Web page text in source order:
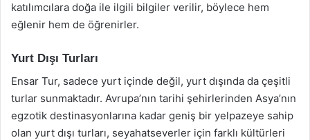
katılımcılara doğa ile ilgili bilgiler verilir, böylece hem
eğlenir hem de öğrenirler.
Yurt Dışı Turları
Ensar Tur, sadece yurt içinde değil, yurt dışında da çeşitli
turlar sunmaktadır. Avrupa’nın tarihi şehirlerinden Asya’nın
egzotik destinasyonlarına kadar geniş bir yelpazeye sahip
olan yurt dışı turları, seyahatseverler için farklı kültürleri